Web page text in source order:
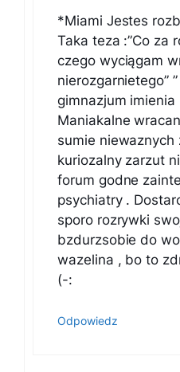
*Miami Jestes
Taka teza :”Co za
czego wyciągam
nierozgarnietego”
gimnazjum imienia
Maniakalne
sumie
kuriozalny zarzut
forum godne
psychiatry .
sporo rozrywki
bzdurzsobie do
wazelina , bo to
(-:
Odpowiedz